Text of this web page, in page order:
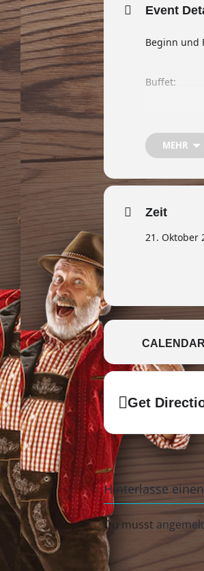
Event
Beginn und
Buffet:
Sauerkraut
Preis pro
incl. Eintritt
Getränke
Anmeldung
MEHR
Zeit
21. Oktober
CALENDAR
Get
Hinterlasse
Du musst